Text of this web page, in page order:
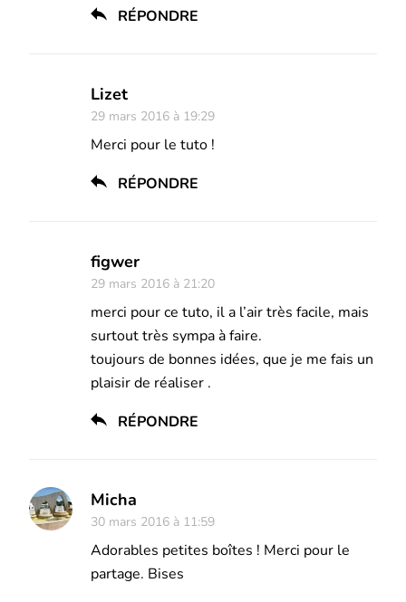
RÉPONDRE
Lizet
29 mars 2016 à 19:29
Merci pour le tuto !
RÉPONDRE
figwer
29 mars 2016 à 21:20
merci pour ce tuto, il a l’air très facile, mais
surtout très sympa à faire.
toujours de bonnes idées, que je me fais un
plaisir de réaliser .
RÉPONDRE
Micha
30 mars 2016 à 11:59
Adorables petites boîtes ! Merci pour le
partage. Bises